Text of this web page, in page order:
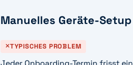
Manuelles Geräte-
TYPISCHES PROBLEM